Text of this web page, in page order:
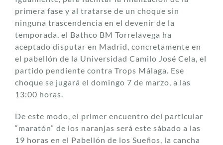
primera fase y al tratarse de un choque sin
ninguna trascendencia en el devenir de la
temporada, el Bathco BM Torrelavega ha
aceptado disputar en Madrid, concretamente en
el pabellón de la Universidad Camilo José Cela, el
partido pendiente contra Trops Málaga. Ese
choque se jugará el domingo 7 de marzo, a las
13:00 horas.
De este modo, el primer encuentro del particular
“maratón” de los naranjas será este sábado a las
19 horas en el Pabellón de los Sueños, la cancha